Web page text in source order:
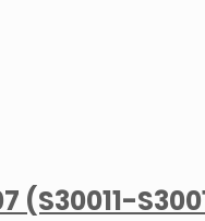
(S30011-